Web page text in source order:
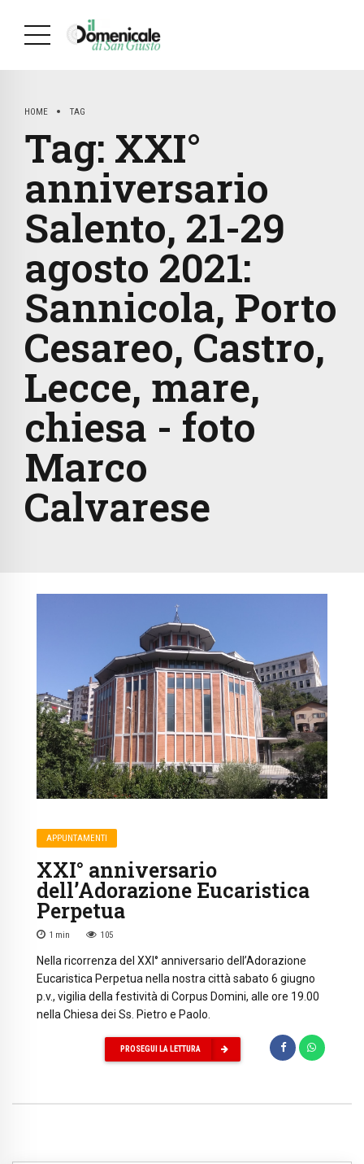
HOME TAG
Tag: XXI°
anniversario
Salento, 21-29
agosto 2021:
Sannicola, Porto
Cesareo, Castro,
Lecce, mare,
chiesa - foto
Marco
Calvarese
APPUNTAMENTI
XXI° anniversario
dell’Adorazione Eucaristica
Perpetua
1 min 105
Nella ricorrenza del XXI° anniversario dell’Adorazione
Eucaristica Perpetua nella nostra città sabato 6 giugno
p.v., vigilia della festività di Corpus Domini, alle ore 19.00
nella Chiesa dei Ss. Pietro e Paolo.
PROSEGUI LA LETTURA